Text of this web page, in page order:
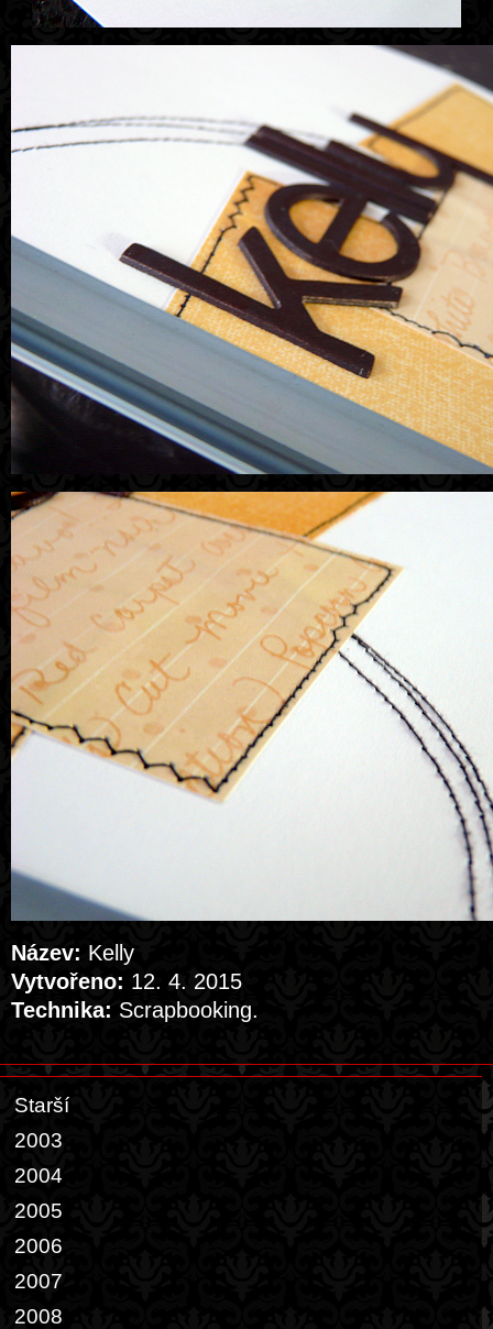
Název: Kelly
Vytvořeno: 12. 4. 2015
Technika: Scrapbooking.
Starší
2003
2004
2005
2006
2007
2008